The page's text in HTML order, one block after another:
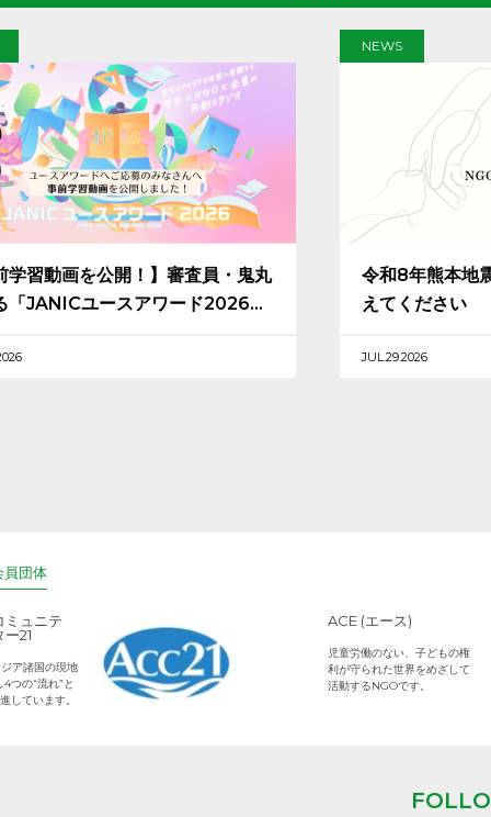
学習動画を公開！】審査員・鬼丸
「JANICユースアワード2026」
NEWS
令和8年熊本地
えてください
JUL.29.2026
員団体
ミュニテ
21
ア諸国の現地
つの“流れ”と
しています。
ACE (エース)
児童労働のない、子どもの権
利が守られた世界をめざして
活動するNGOです。